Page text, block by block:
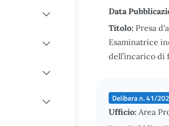
Data
Titolo: Presa
Esaminatrice
dell’incarico di
Delibera n. 41/
Ufficio: Area